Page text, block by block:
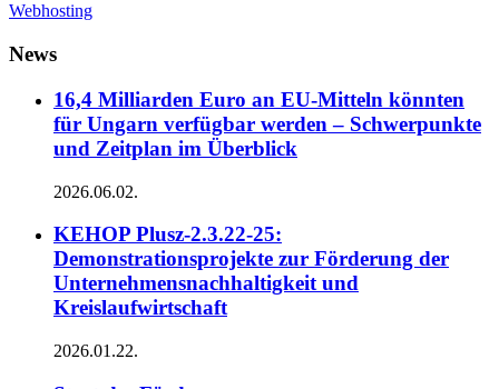
Webhosting
News
16,4 Milliarden Euro an EU-Mitteln könnten
für Ungarn verfügbar werden – Schwerpunkte
und Zeitplan im Überblick
2026.06.02.
KEHOP Plusz-2.3.22-25:
Demonstrationsprojekte zur Förderung der
Unternehmensnachhaltigkeit und
Kreislaufwirtschaft
2026.01.22.